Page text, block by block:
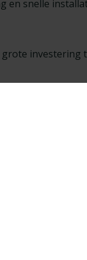
en snelle
investering